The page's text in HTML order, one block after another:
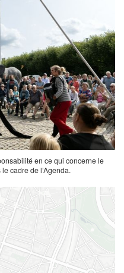
en ce qui concerne le
cadre de l’Agenda.